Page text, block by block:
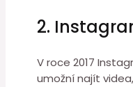
2.
V roce 2017
umožní najít